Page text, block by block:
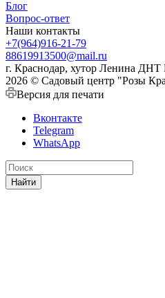
Блог
Вопрос-ответ
Наши контакты
+7(964)916-21-79
88619913500@mail.ru
г. Краснодар, хутор Ленина
2026 © Садовый центр "Розы
Версия для печати
Вконтакте
Telegram
WhatsApp
Найти